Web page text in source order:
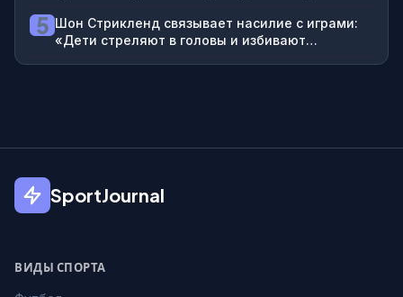
5 Шон Стрикленд связывает насилие с играми:
«Дети стреляют в головы и избивают
SportJournal
ВИДЫ СПОРТА